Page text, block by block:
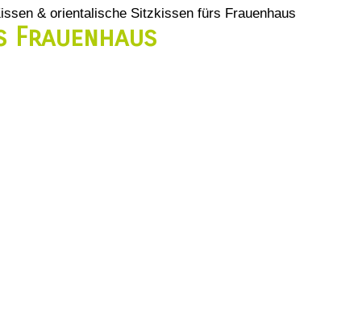
& orientalische Sitzkissen fürs Frauenhaus
Frauenhaus